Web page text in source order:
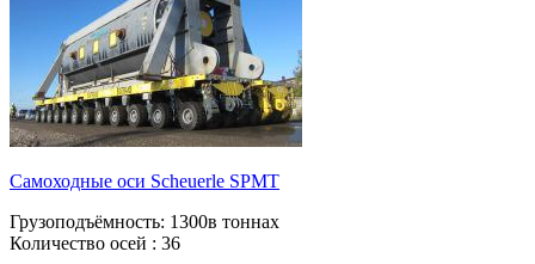
Самоходные оси Scheuerle SPMT
Грузоподъёмность: 1300в тоннах
Количество осей : 36